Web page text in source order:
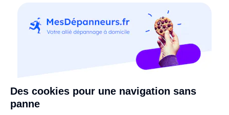
Bilbao 3
- 1500 W
Pose murale avec raccordement électrique du radiateur 1500 W, fixation
- Dépose de l’ancien radiateur et
Dore Tybox 137